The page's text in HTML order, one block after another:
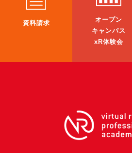
3D Gaussian Splatting アプリ開発研修
資料請求
オープン
キャンパス
xR体験会